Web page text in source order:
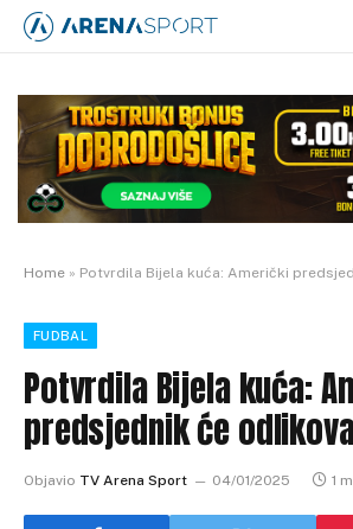
Home » Potvrdila Bijela kuća: Američki
FUDBAL
Potvrdila Bijela kuća:
predsjednik će
Objavio TV Arena Sport 04/01/2025 1